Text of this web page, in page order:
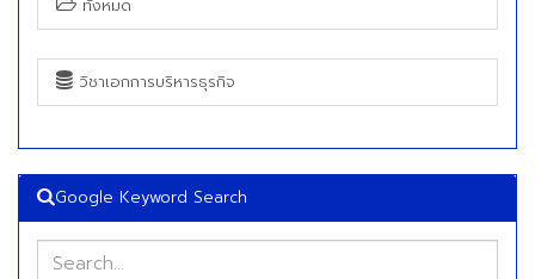
ทั้งหมด
วิชาเอกการบริหารธุรกิจ
Google Keyword Search